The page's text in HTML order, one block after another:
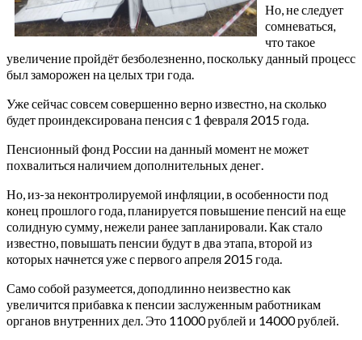
Но, не следует
сомневаться,
что такое
увеличение пройдёт безболезненно, поскольку данный процесс
был заморожен на целых три года.
Уже сейчас совсем совершенно верно известно, на сколько
будет проиндексирована пенсия с 1 февраля 2015 года.
Пенсионный фонд России на данный момент не может
похвалиться наличием дополнительных денег.
Но, из-за неконтролируемой инфляции, в особенности под
конец прошлого года, планируется повышение пенсий на еще
солидную сумму, нежели ранее запланировали. Как стало
известно, повышать пенсии будут в два этапа, второй из
которых начнется уже с первого апреля 2015 года.
Само собой разумеется, доподлинно неизвестно как
увеличится прибавка к пенсии заслуженным работникам
органов внутренних дел. Это 11000 рублей и 14000 рублей.